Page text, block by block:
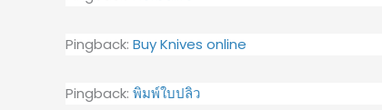
Pingback: Buy Knives online
Pingback: พิมพ์ใบปลิว